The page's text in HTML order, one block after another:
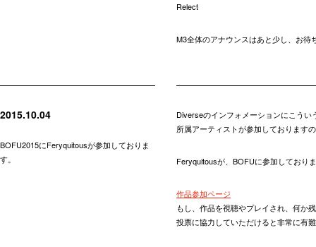
Relect
M3全体のアナウンスはあと少し、お待
2015.10.04
BOFU2015にFeryquitousが参加しておりま
す。
Diverseのインフォメーションにこうい
所属アーティストが参加しております
Feryquitousが、BOFUに参加しており
作品参加ページ
もし、作品を視聴やプレイされ、何か
投票に協力していただけると非常に有